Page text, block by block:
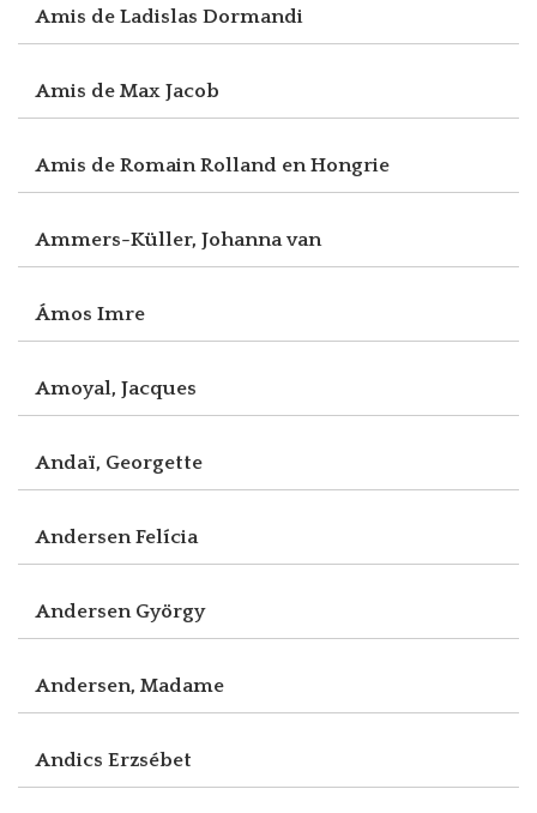
Amis de Ladislas Dormandi
Amis de Max Jacob
Amis de Romain Rolland en Hongrie
Ammers-Küller, Johanna van
Ámos Imre
Amoyal, Jacques
Andaï, Georgette
Andersen Felícia
Andersen György
Andersen, Madame
Andics Erzsébet